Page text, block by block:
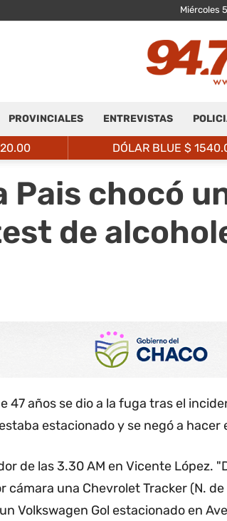
Miércoles
PROVINCIALES ENTREVISTAS
DÓLAR BLUE $
Pais chocó
de
47 años se dio a la fuga tras el
estacionado y se negó a hacer
de las 3.30 AM en Vicente López.
cámara una Chevrolet Tracker (N.
Volkswagen Gol estacionado en